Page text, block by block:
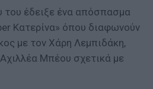
του έδειξε ένα απόσπασμα
Κατερίνα» όπου διαφωνούν
με τον Χάρη Λεμπιδάκη,
Μπέου σχετικά με